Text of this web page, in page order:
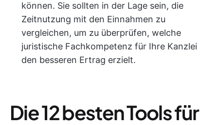
können. Sie sollten in der Lage sein, die
Zeitnutzung mit den Einnahmen zu
vergleichen, um zu überprüfen, welche
juristische Fachkompetenz für Ihre Kanzlei
den besseren Ertrag erzielt.
Die 12 besten Tools für